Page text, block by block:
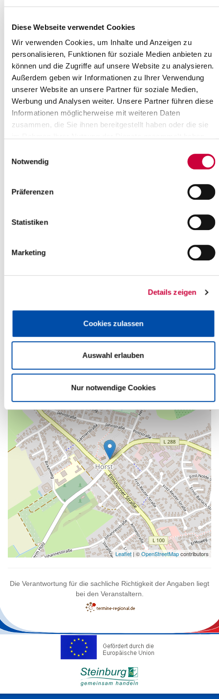
Diese Webseite verwendet Cookies
Wir verwenden Cookies, um Inhalte und Anzeigen zu
personalisieren, Funktionen für soziale Medien anbieten zu
können und die Zugriffe auf unsere Website zu analysieren.
Außerdem geben wir Informationen zu Ihrer Verwendung
unserer Website an unsere Partner für soziale Medien,
Werbung und Analysen weiter. Unsere Partner führen diese
Informationen möglicherweise mit weiteren Daten
zusammen, die Sie ihnen bereitgestellt haben oder die sie
Notwendig
Präferenzen
Statistiken
Marketing
Details zeigen
Cookies zulassen
Auswahl erlauben
Nur notwendige Cookies
Kirchengemeinde in Horst ab 17:00 Uhr. Alle weiteren
Telefon:
kirchengemeinde-horst[at]kk-rm.de
+
Leaflet | ©OpenStreetMapcontributors
Die Verantwortung für die sachliche Richtigkeit der Angaben liegt
bei den Veranstaltern.